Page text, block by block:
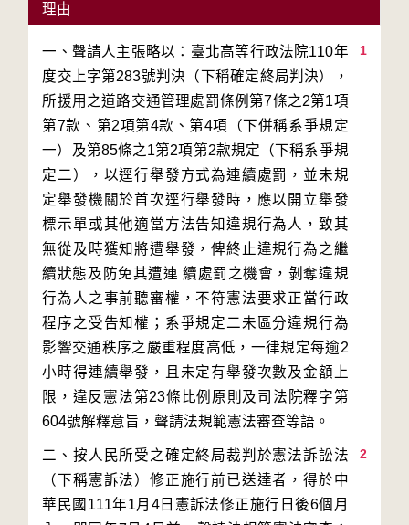
理由
1
一、聲請人主張略以：臺北高等行政法院110年
度交上字第283號判決（下稱確定終局判決），
所援用之道路交通管理處罰條例第7條之2第1項
第7款、第2項第4款、第4項（下併稱系爭規定
一）及第85條之1第2項第2款規定（下稱系爭規
定二），以逕行舉發方式為連續處罰，並未規
定舉發機關於首次逕行舉發時，應以開立舉發
標示單或其他適當方法告知違規行為人，致其
無從及時獲知將遭舉發，俾終止違規行為之繼
續狀態及防免其遭連 續處罰之機會，剝奪違規
行為人之事前聽審權，不符憲法要求正當行政
程序之受告知權；系爭規定二未區分違規行為
影響交通秩序之嚴重程度高低，一律規定每逾2
小時得連續舉發，且未定有舉發次數及金額上
限，違反憲法第23條比例原則及司法院釋字第
2
二、按人民所受之確定終局裁判於憲法訴訟法
（下稱憲訴法）修正施行前已送達者，得於中
華民國111年1月4日憲訴法修正施行日後6個月